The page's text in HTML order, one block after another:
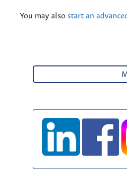
You may also start an